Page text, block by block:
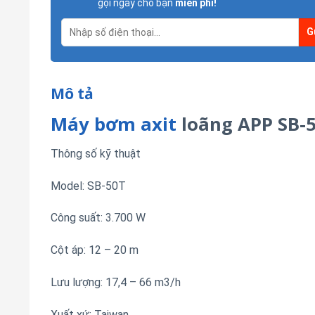
gọi ngay cho bạn miễn phí!
Mô tả
Máy bơm axit loãng APP SB-
Thông số kỹ thuật
Model: SB-50T
Công suất: 3.700 W
Cột áp: 12 – 20 m
Lưu lượng: 17,4 – 66 m3/h